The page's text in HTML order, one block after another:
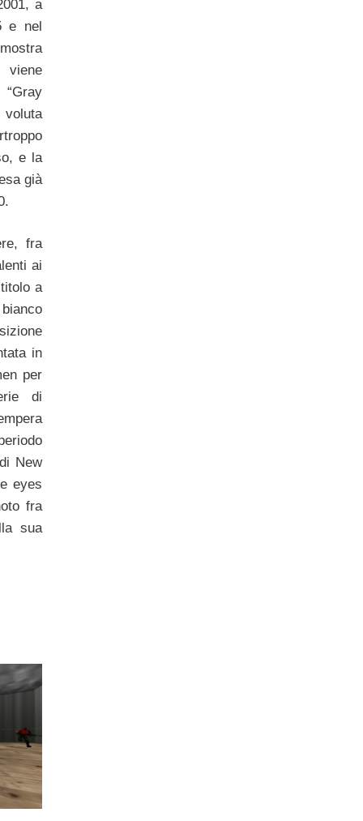
a
e nel
“Gray
e la
già
fra
ai
a
in
per
di
New
eyes
fra
sua